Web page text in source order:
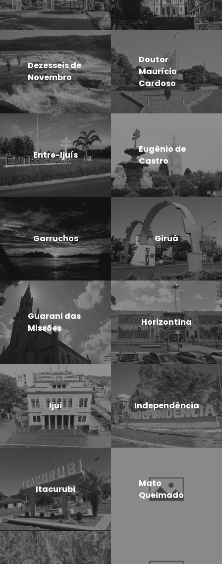
Dezesseis de
Novembro
Doutor
Maurício
Cardoso
Entre-Ijuís
Eugênio de
Castro
Garruchos Giruá
Guarani das
Missões
Horizontina
Ijui Independência
Itacurubi
Mato
Queimado